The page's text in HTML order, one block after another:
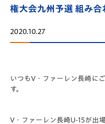
権大会九州予選 組み
2020.10.27
いつもV・ファーレン長崎に
す。
V・ファーレン長崎U-15が出